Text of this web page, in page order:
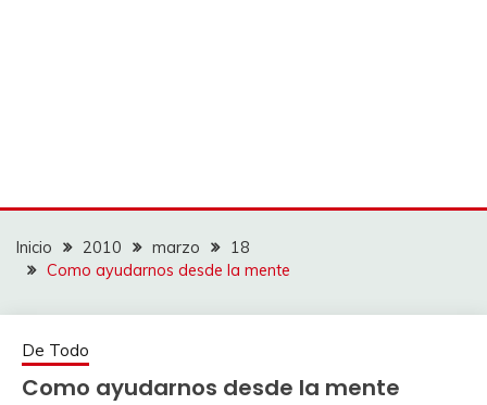
Inicio 2010 marzo
18
Como ayudarnos desde la mente
De Todo
Como ayudarnos desde la mente